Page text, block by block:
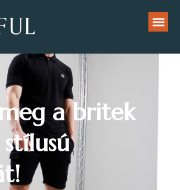
meg a britek
stílusú